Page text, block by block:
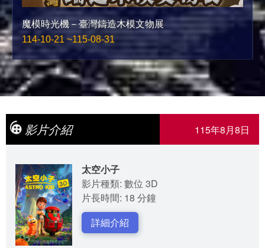
魔模時光機－臺灣鑄造木模文物展
114-10-21 ~115-08-31
影片介紹 115年8月8日
太空小子
影片種類: 數位 3D
片長時間: 18 分鐘
詳細介紹